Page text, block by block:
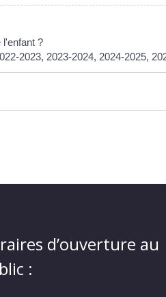
l'enfant ?
2023, 2023-2024, 2024-2025,
d’ouverture au
: